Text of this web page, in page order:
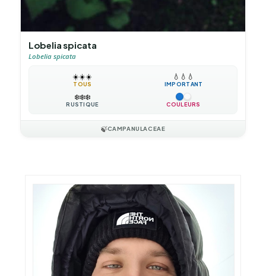
Lobelia spicata
Lobelia spicata
☀️☀️☀️
TOUS
💧 💧 💧
IMPORTANT
❄️❄️❄️
RUSTIQUE COULEURS
🍃CAMPANULACEAE